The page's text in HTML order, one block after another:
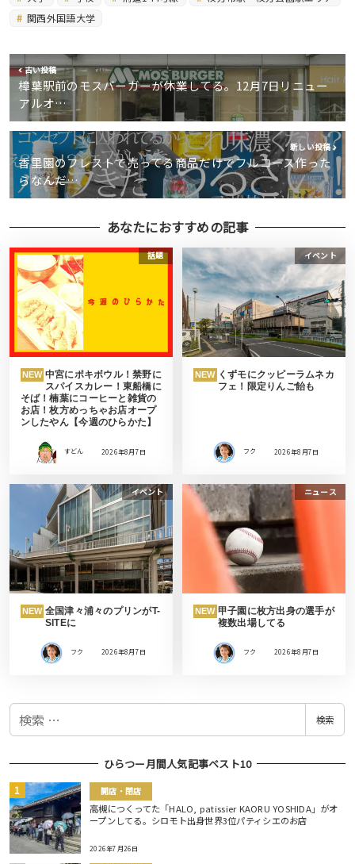
関西外国語大学
古い投稿
樟葉駅前のモスバーガーが休業してる。12月7日リニュー
アルオ…
新しい投稿
香里園のフレストで売ってる商品だけでフルコース作った
らなんだ…
あなたにおすすめの記事
話題
NEW 中宮にポキボウル！禁野に
スパイスカレー！東船橋に
そば！楠葉にコーヒーと雑貨の
お店！枚方めっちゃお店オープ
ンしたやん【今週のひらかた】
すどん 2026年8月7日
イベント
NEW くずモにクッピーラムネカ
フェ！限定りんご飴も
フク 2026年8月7日
イベント
NEW 全国津々浦々のプリンがT-
SITEに
フク 2026年8月7日
ニュース
NEW 甲子園に枚方出身の選手が
複数出場してる
フク 2026年8月7日
検
検索
ひらつー月間人気記事ベスト10
開店・閉店
高槻につくってた「HALO, patissier KAORU YOSHIDA」がオ
ープンしてる。シロモト出身世界3位パティシエのお店
2026年7月26日